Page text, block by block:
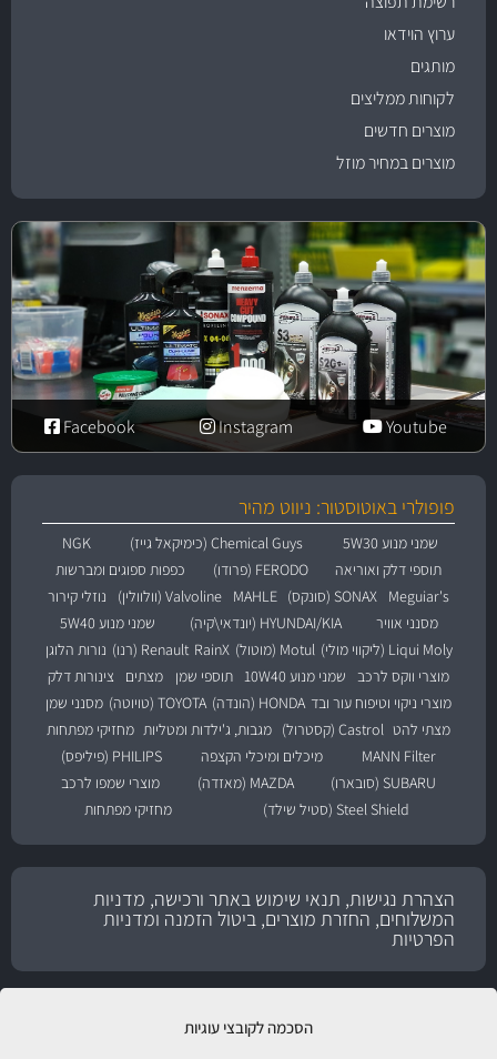
הסכמה לקובצי עוגיות
ערוץ הוידאו
מותגים
לקוחות ממליצים
מוצרים חדשים
מוצרים במחיר מוזל
Youtube
Instagram
Facebook
פופולרי באוטוסטור: ניווט מהיר
שמני מנוע 5W30 Chemical Guys (כימיקאל גייז)
NGK
תוספי דלק ואוריאה
FERODO (פרודו)
כפפות ספוגים ומברשות
Meguiar's
SONAX (סונקס) MAHLE Valvoline (וולוולין)
נוזלי קירור
מסנני אוויר
HYUNDAI/KIA (יונדאי\קיה)
שמני מנוע 5W40
Liqui Moly (ליקווי מולי)
Motul (מוטול) RainX Renault (רנו)
נורות הלוגן
מוצרי ווקס לרכב
שמני מנוע 10W40 תוספי שמן מצתים
צינורות דלק
מוצרי ניקוי וטיפוח עור ובד HONDA (הונדה) TOYOTA (טויוטה)
מסנני שמן
מצתי להט Castrol (קסטרול) מגבות, ג'ילדות ומטליות מחזיקי מפתחות
MANN Filter
מיכלים ומיכלי הקצפה
PHILIPS (פיליפס)
SUBARU (סובארו)
MAZDA (מאזדה)
מוצרי שמפו לרכב
Steel Shield (סטיל שילד)
מחזיקי מפתחות
הצהרת נגישות, תנאי שימוש באתר ורכישה, מדניות
המשלוחים, החזרת מוצרים, ביטול הזמנה ומדניות
הפרטיות